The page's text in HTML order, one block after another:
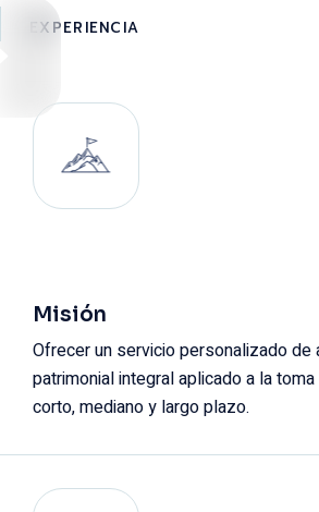
EXPERIENCIA
Misión
Ofrecer un servicio personalizado de
patrimonial integral aplicado a la
corto, mediano y largo plazo.